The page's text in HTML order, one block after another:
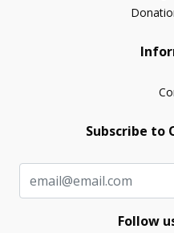
Subscribe to
Follow